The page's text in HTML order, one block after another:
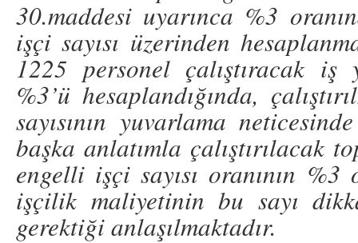
30.maddesi uyarınca %3
işçi sayısı üzerinden
1225 personel çalıştıracak
%3’ü hesaplandığında,
sayısının yuvarlama
başka anlatımla çalıştırılacak
engelli işçi sayısı oranının
işçilik maliyetinin bu sayı
gerektiği anlaşılmaktadır.